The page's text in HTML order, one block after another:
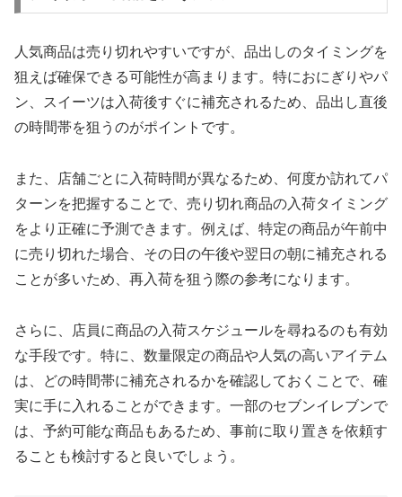
人気商品は売り切れやすいですが、品出しのタイミングを
狙えば確保できる可能性が高まります。特におにぎりやパ
ン、スイーツは入荷後すぐに補充されるため、品出し直後
の時間帯を狙うのがポイントです。
また、店舗ごとに入荷時間が異なるため、何度か訪れてパ
ターンを把握することで、売り切れ商品の入荷タイミング
をより正確に予測できます。例えば、特定の商品が午前中
に売り切れた場合、その日の午後や翌日の朝に補充される
ことが多いため、再入荷を狙う際の参考になります。
さらに、店員に商品の入荷スケジュールを尋ねるのも有効
な手段です。特に、数量限定の商品や人気の高いアイテム
は、どの時間帯に補充されるかを確認しておくことで、確
実に手に入れることができます。一部のセブンイレブンで
は、予約可能な商品もあるため、事前に取り置きを依頼す
ることも検討すると良いでしょう。